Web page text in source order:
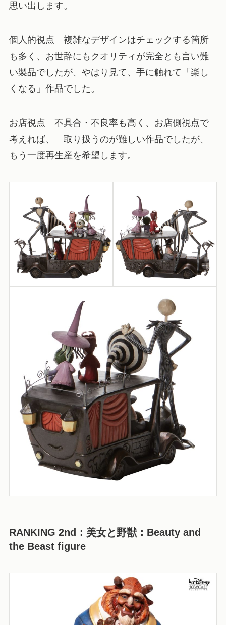
思い出します。
個人的視点 複雑なデザインはチェックする箇所
も多く、お世辞にもクオリティが完全とも言い難
い製品でしたが、やはり見て、手に触れて「楽し
くなる」作品でした。
お店視点 不具合・不良率も高く、お店側視点で
考えれば、 取り扱うのが難しい作品でしたが、
もう一度再生産を希望します。
RANKING 2nd：美女と野獣：Beauty and
the Beast figure